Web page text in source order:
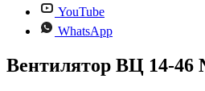
YouTube
WhatsApp
Вентилятор ВЦ 14-46